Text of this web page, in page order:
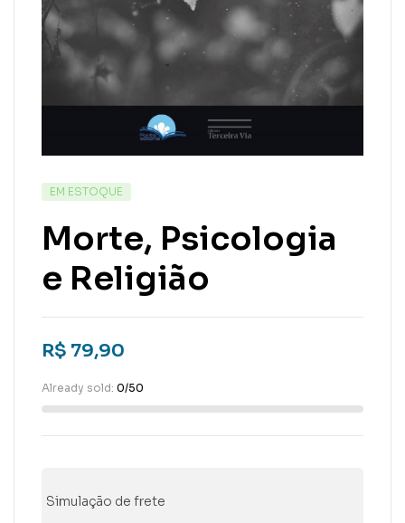
EM ESTOQUE
Morte, Psicologia
e Religião
R$ 79,90
Already sold: 0/50
Simulação de frete